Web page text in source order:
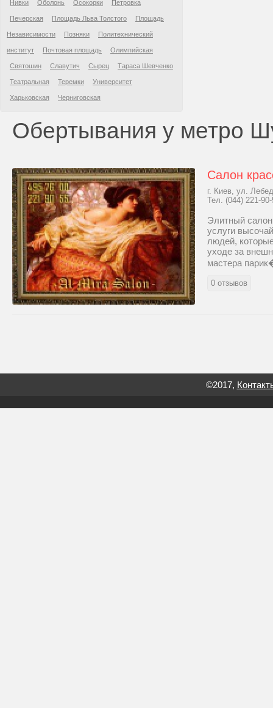
Нивки Оболонь Осокорки Петровка
Печерская Площадь Льва Толстого Площадь
Независимости Позняки Политехнический
институт Почтовая площадь Олимпийская
Святошин Славутич Сырец Тараса Шевченко
Театральная Теремки Университет
Харьковская Черниговская
Обертывания у метро
Салон
г. Киев, ул.
Тел. (044) 221-
Элитный
услуги
людей,
уходе за
мастера
0 отзывов
©2017,